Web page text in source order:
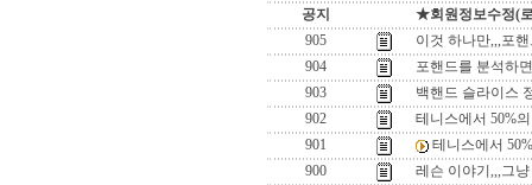
공지
★회원정보수정(
905
이것 하나만,,,포
904
포핸드를 분석하
903
백핸드 슬라이스
902
테니스에서 50%
901
테니스에서
900
레슨 이야기,,,그